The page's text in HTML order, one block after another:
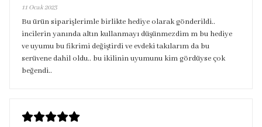
11 Ocak 2023
Bu ürün siparişlerimle birlikte hediye olarak gönderildi..
incilerin yanında altın kullanmayı düşünmezdim m bu hediye
ve uyumu bu fikrimi değiştirdi ve evdeki takılarım da bu
serüvene dahil oldu.. bu ikilinin uyumunu kim gördüyse çok
beğendi..